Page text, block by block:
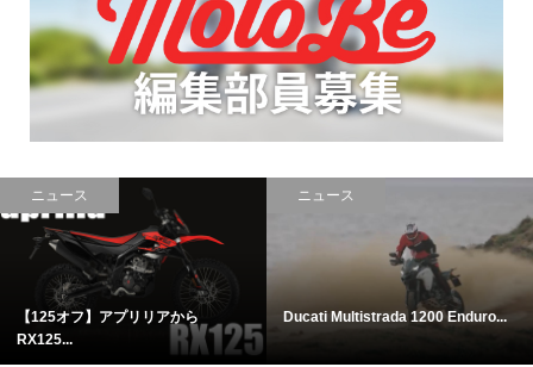
ュース
オフ】アプリリアから
ニュース
Ducati Multistrada 1200 Enduro...